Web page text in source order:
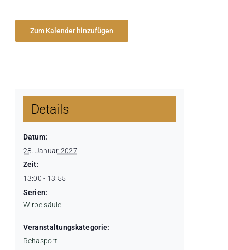
Zum Kalender hinzufügen
Details
Datum:
28. Januar 2027
Zeit:
13:00 - 13:55
Serien:
Wirbelsäule
Veranstaltungskategorie:
Rehasport